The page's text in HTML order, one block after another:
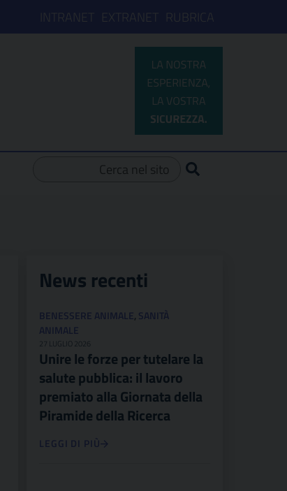
INTRANET EXTRANET RUBRICA
News recenti
BENESSERE ANIMALE, SANITÀ
ANIMALE
27 LUGLIO 2026
Unire le forze per tutelare la
salute pubblica: il lavoro
premiato alla Giornata della
Piramide della Ricerca
LEGGI DI PIÙ